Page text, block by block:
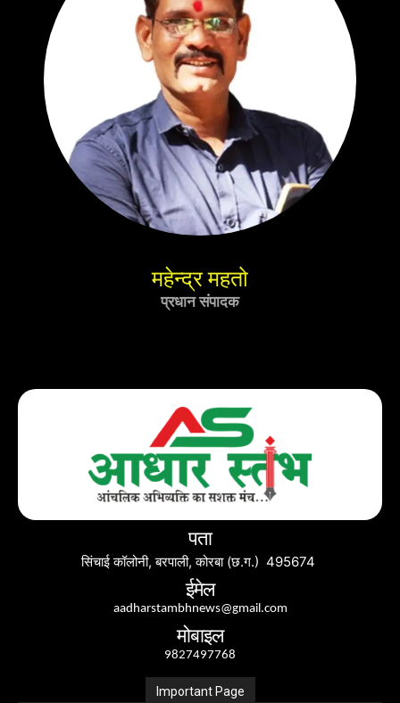
महेन्द्र महतो
प्रधान संपादक
पता
सिंचाई कॉलोनी, बरपाली, कोरबा (छ.ग.) 495674
ईमेल
aadharstambhnews@gmail.com
मोबाइल
9827497768
Important Page